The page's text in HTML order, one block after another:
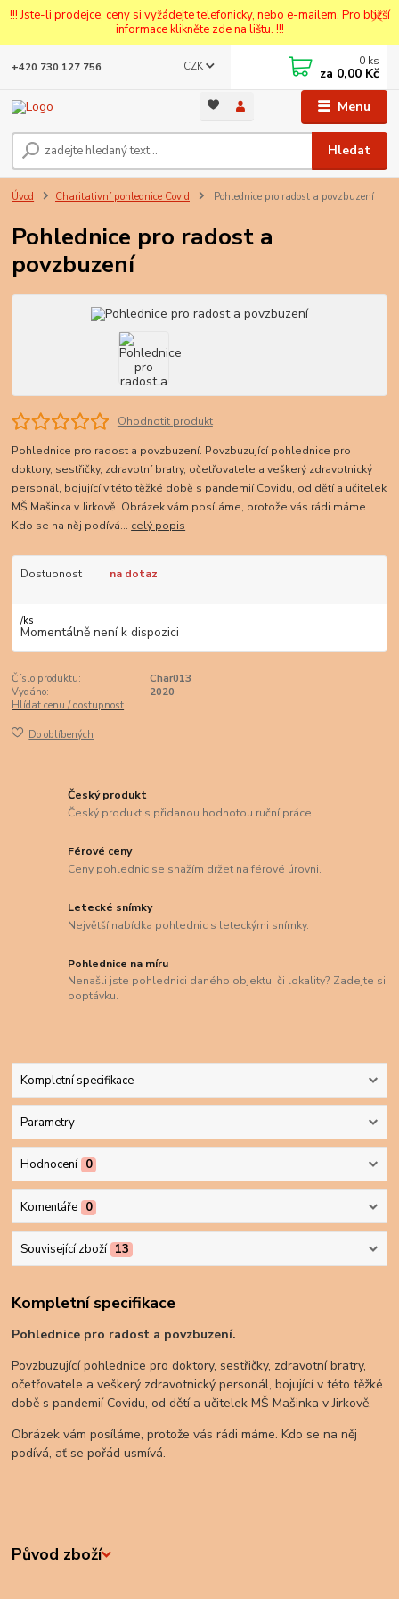
!!! Jste-li prodejce, ceny si vyžádejte telefonicky, nebo e-mailem. Pro bližší
informace klikněte zde na lištu. !!!
Menu
CZK
Hledat
+420 730 127 756 0 ks
za 0,00 Kč
Úvod Charitativní pohlednice Covid Pohlednice pro radost a povzbuzení
Pohlednice pro radost a
povzbuzení
Ohodnotit produkt
Pohlednice pro radost a povzbuzení. Povzbuzující pohlednice pro
doktory, sestřičky, zdravotní bratry, očetřovatele a veškerý zdravotnický
personál, bojující v této těžké době s pandemií Covidu, od dětí a učitelek
MŠ Mašinka v Jirkově. Obrázek vám posíláme, protože vás rádi máme.
Kdo se na něj podívá... celý popis
Dostupnost na dotaz
/ks
Momentálně není k dispozici
Číslo produktu:
Char013
Vydáno:
2020
Hlídat cenu / dostupnost
Do oblíbených
Český produkt
Český produkt s přidanou hodnotou ruční práce.
Férové ceny
Ceny pohlednic se snažím držet na férové úrovni.
Letecké snímky
Největší nabídka pohlednic s leteckými snímky.
Pohlednice na míru
Nenašli jste pohlednici daného objektu, či lokality? Zadejte si
poptávku.
Kompletní specifikace
Parametry
Hodnocení 0
Komentáře 0
Související zboží 13
Kompletní specifikace
Pohlednice pro radost a povzbuzení.
Povzbuzující pohlednice pro doktory, sestřičky, zdravotní bratry,
očetřovatele a veškerý zdravotnický personál, bojující v této těžké
době s pandemií Covidu, od dětí a učitelek MŠ Mašinka v Jirkově.
Obrázek vám posíláme, protože vás rádi máme. Kdo se na něj
podívá, ať se pořád usmívá.
Původ zboží